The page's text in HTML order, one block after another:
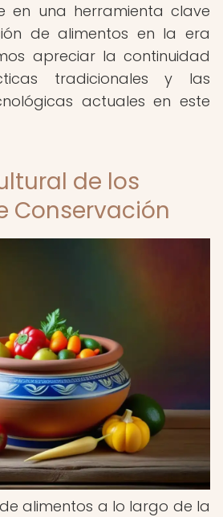
en una herramienta clave
de alimentos en la era
apreciar la continuidad
tradicionales y las
actuales en este
de los
Conservación
alimentos a lo largo de la